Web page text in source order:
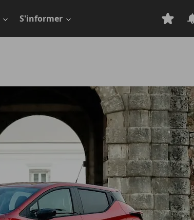
S'informer